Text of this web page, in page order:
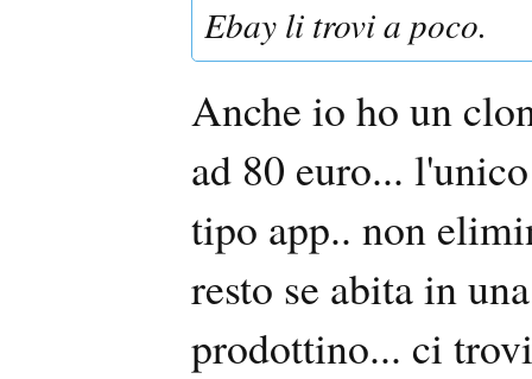
Ebay li trovi a poco.
Anche io ho un
ad 80 euro...
tipo app.. non
resto se abita in
prodottino... ci